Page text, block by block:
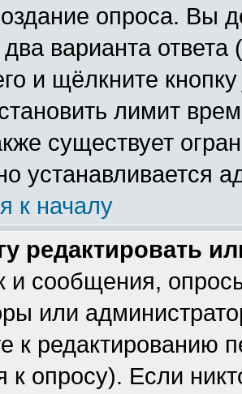
опроса. Вы
варианта ответа
и щёлкните
лимит
существует
устанавливается
к началу
редактировать
и сообщения,
или
к редактированию
к опросу). Если